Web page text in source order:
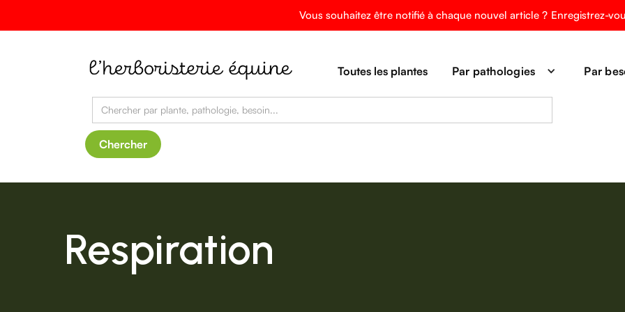
Vous souhaitez être notifié à chaque nouvel article ? Enregistrez-
Toutes les plantes Par pathologies Par
Respiration